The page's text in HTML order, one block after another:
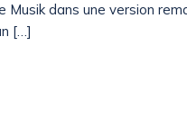
Musik dans une version
[…]